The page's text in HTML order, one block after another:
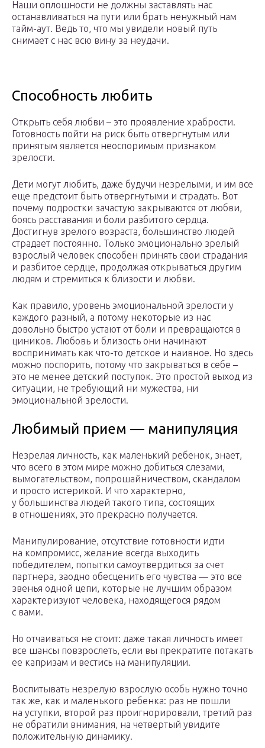
Наши оплошности не должны заставлять нас
останавливаться на пути или брать ненужный нам
тайм-аут. Ведь то, что мы увидели новый путь
снимает с нас всю вину за неудачи.
Способность любить
Открыть себя любви – это проявление храбрости.
Готовность пойти на риск быть отвергнутым или
принятым является неоспоримым признаком
зрелости.
Дети могут любить, даже будучи незрелыми, и им все
еще предстоит быть отвергнутыми и страдать. Вот
почему подростки зачастую закрываются от любви,
боясь расставания и боли разбитого сердца.
Достигнув зрелого возраста, большинство людей
страдает постоянно. Только эмоционально зрелый
взрослый человек способен принять свои страдания
и разбитое сердце, продолжая открываться другим
людям и стремиться к близости и любви.
Как правило, уровень эмоциональной зрелости у
каждого разный, а потому некоторые из нас
довольно быстро устают от боли и превращаются в
циников. Любовь и близость они начинают
воспринимать как что-то детское и наивное. Но здесь
можно поспорить, потому что закрываться в себе –
это не менее детский поступок. Это простой выход из
ситуации, не требующий ни мужества, ни
эмоциональной зрелости.
Любимый прием — манипуляция
Незрелая личность, как маленький ребенок, знает,
что всего в этом мире можно добиться слезами,
вымогательством, попрошайничеством, скандалом
и просто истерикой. И что характерно,
у большинства людей такого типа, состоящих
в отношениях, это прекрасно получается.
Манипулирование, отсутствие готовности идти
на компромисс, желание всегда выходить
победителем, попытки самоутвердиться за счет
партнера, заодно обесценить его чувства — это все
звенья одной цепи, которые не лучшим образом
характеризуют человека, находящегося рядом
с вами.
Но отчаиваться не стоит: даже такая личность имеет
все шансы повзрослеть, если вы прекратите потакать
ее капризам и вестись на манипуляции.
Воспитывать незрелую взрослую особь нужно точно
так же, как и маленького ребенка: раз не пошли
на уступки, второй раз проигнорировали, третий раз
не обратили внимания, на четвертый увидите
положительную динамику.